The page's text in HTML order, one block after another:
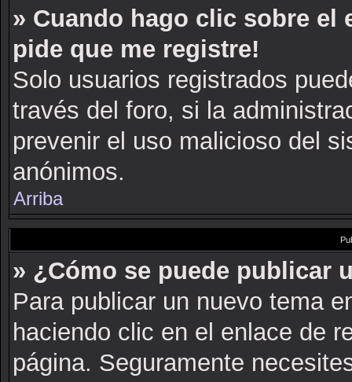
» Cuando hago clic sobre el
pide que me registre!
Solo usuarios registrados
través del foro, si la
prevenir el uso malicioso del
anónimos.
Arriba
» ¿Cómo se puede publicar
Para publicar un nuevo tema
haciendo clic en el enlace de
página. Seguramente